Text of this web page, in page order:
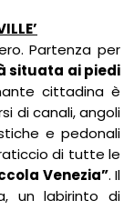
Partenza per
situata ai piedi
cittadina è
di canali, angoli
e pedonali
di tutte le
Venezia”. Il
un labirinto di